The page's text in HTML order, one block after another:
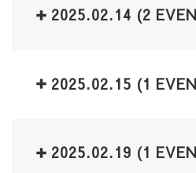
2025.02.14 (2
2025.02.15 (1
2025.02.19 (1